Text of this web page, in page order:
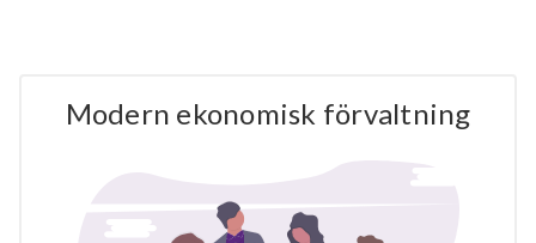
Modern ekonomisk förvaltning